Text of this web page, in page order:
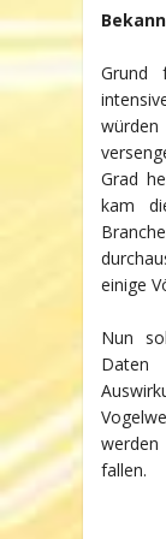
Grad
kam
einige
Nun
fallen.